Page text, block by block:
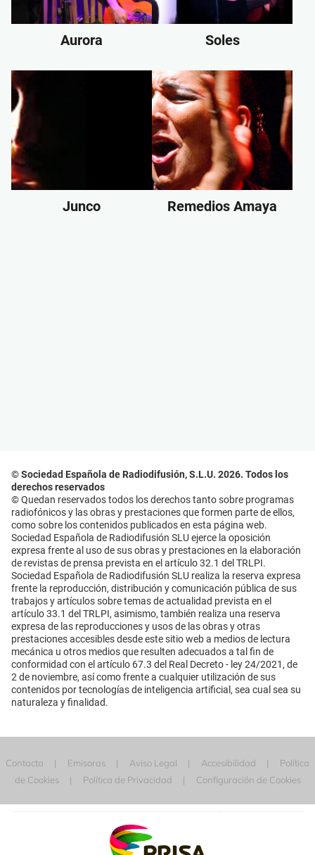
Aurora Soles
Junco Remedios Amaya
© Sociedad Española de Radiodifusión, S.L.U. 2026. Todos los
derechos reservados
© Quedan reservados todos los derechos tanto sobre programas
radiofónicos y las obras y prestaciones que formen parte de ellos,
como sobre los contenidos publicados en esta página web.
Sociedad Española de Radiodifusión SLU ejerce la oposición
expresa frente al uso de sus obras y prestaciones en la elaboración
de revistas de prensa prevista en el artículo 32.1 del TRLPI.
Sociedad Española de Radiodifusión SLU realiza la reserva expresa
frente la reproducción, distribución y comunicación pública de sus
trabajos y artículos sobre temas de actualidad prevista en el
artículo 33.1 del TRLPI, asimismo, también realiza una reserva
expresa de las reproducciones y usos de las obras y otras
prestaciones accesibles desde este sitio web a medios de lectura
mecánica u otros medios que resulten adecuados a tal fin de
conformidad con el artículo 67.3 del Real Decreto - ley 24/2021, de
2 de noviembre, así como frente a cualquier utilización de sus
contenidos por tecnologías de inteligencia artificial, sea cual sea su
naturaleza y finalidad.
Contacta Emisoras Aviso Legal Accesibilidad
Política
de Cookies
Política de Privacidad Configuración de Cookies